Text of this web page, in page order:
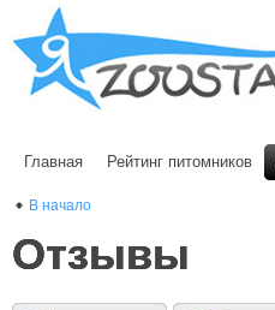
Главная Рейтинг питомников
В начало
Отзывы